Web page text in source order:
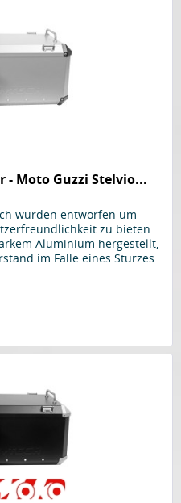
- Moto Guzzi Stelvio...
wurden entworfen um
zu bieten.
Aluminium hergestellt,
im Falle eines Sturzes
selbst der...